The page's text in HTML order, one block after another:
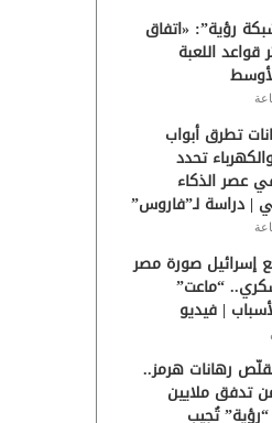
رؤية”: «اتفاق
قواعد اللعبة
تطرق أبواب
تحدد
عصر الذكاء
| دراسة لـ”فاروس”
إسرائيل صورة مصر
“ماعت”
| فيديو
رهانات هرمز..
تدفق ملايين
“رؤية” تُجيب